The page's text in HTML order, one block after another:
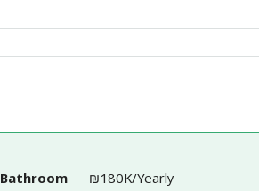
₪180K/Yearly
Bathroom